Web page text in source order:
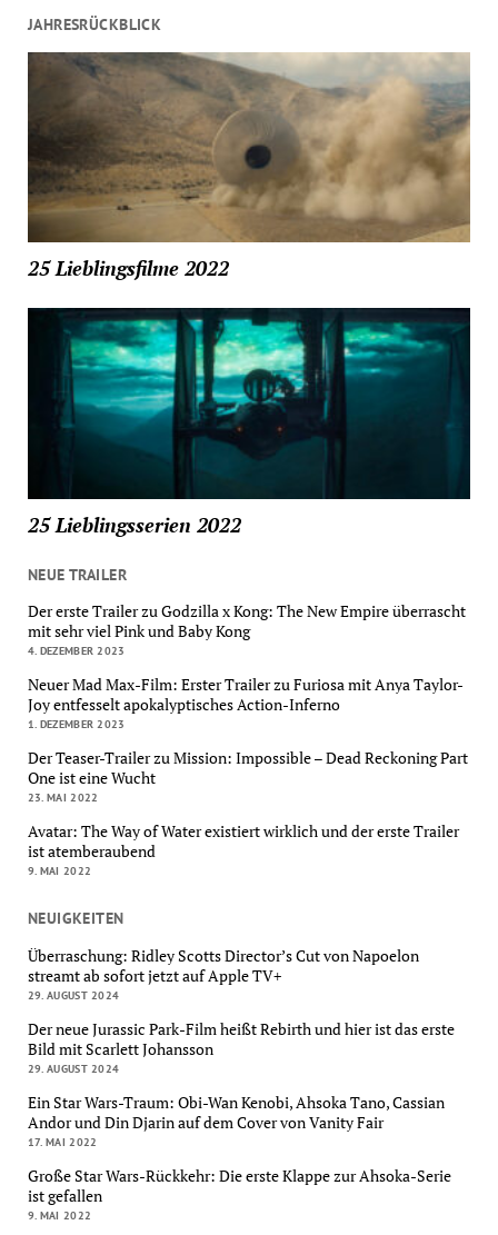
JAHRESRÜCKBLICK
25 Lieblingsfilme 2022
25 Lieblingsserien 2022
NEUE TRAILER
Der erste Trailer zu Godzilla x Kong: The New Empire überrascht
mit sehr viel Pink und Baby Kong
4. DEZEMBER 2023
Neuer Mad Max-Film: Erster Trailer zu Furiosa mit Anya Taylor-
Joy entfesselt apokalyptisches Action-Inferno
1. DEZEMBER 2023
Der Teaser-Trailer zu Mission: Impossible – Dead Reckoning Part
One ist eine Wucht
23. MAI 2022
Avatar: The Way of Water existiert wirklich und der erste Trailer
ist atemberaubend
9. MAI 2022
NEUIGKEITEN
Überraschung: Ridley Scotts Director’s Cut von Napoelon
streamt ab sofort jetzt auf Apple TV+
29. AUGUST 2024
Der neue Jurassic Park-Film heißt Rebirth und hier ist das erste
Bild mit Scarlett Johansson
29. AUGUST 2024
Ein Star Wars-Traum: Obi-Wan Kenobi, Ahsoka Tano, Cassian
Andor und Din Djarin auf dem Cover von Vanity Fair
17. MAI 2022
Große Star Wars-Rückkehr: Die erste Klappe zur Ahsoka-Serie
ist gefallen
9. MAI 2022